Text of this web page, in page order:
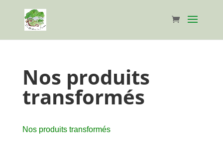
Nos produits
transformés
Nos produits transformés